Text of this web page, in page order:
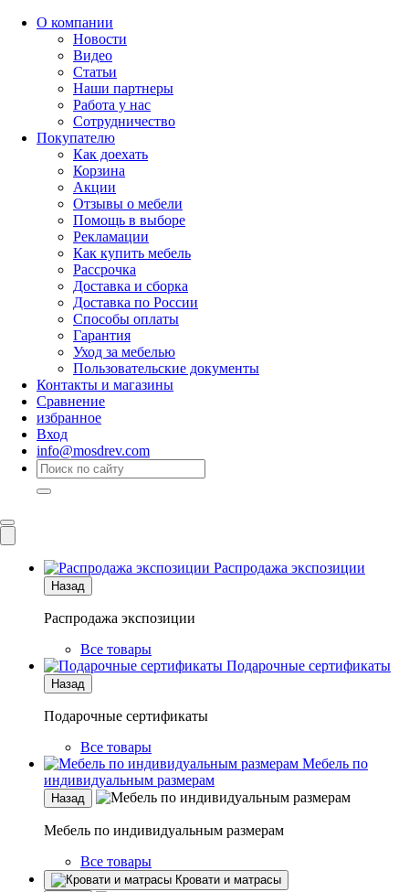
О компании
Новости
Видео
Статьи
Наши партнеры
Работа у нас
Сотрудничество
Покупателю
Как доехать
Корзина
Акции
Отзывы о мебели
Помощь в выборе
Рекламации
Как купить мебель
Рассрочка
Доставка и сборка
Доставка по России
Способы оплаты
Гарантия
Уход за мебелью
Пользовательские документы
Контакты и магазины
Сравнение
избранное
Вход
info@mosdrev.com
Распродажа экспозиции
Назад
Распродажа экспозиции
Все товары
Подарочные сертификаты
Назад
Подарочные сертификаты
Все товары
Мебель по
индивидуальным размерам
Назад
Мебель по индивидуальным размерам
Все товары
Кровати и матрасы